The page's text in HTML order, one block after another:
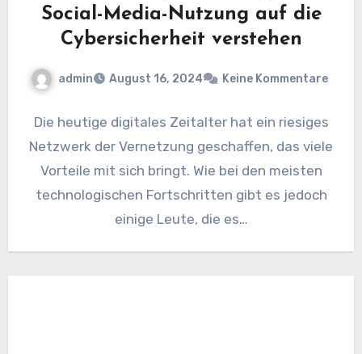
Social-Media-Nutzung auf die
Cybersicherheit verstehen
admin August 16, 2024 Keine Kommentare
Die heutige digitales Zeitalter hat ein riesiges
Netzwerk der Vernetzung geschaffen, das viele
Vorteile mit sich bringt. Wie bei den meisten
technologischen Fortschritten gibt es jedoch
einige Leute, die es…